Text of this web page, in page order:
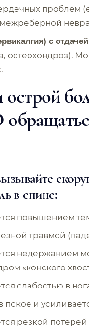
проблем
с отдачей
остеохондроз).
острой
в спине:
повышением
травмой
недержанием
«конского
слабостью в
покое и
резкой